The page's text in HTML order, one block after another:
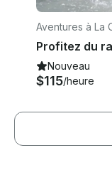
Aventures à La
Nouveau
$115/heure